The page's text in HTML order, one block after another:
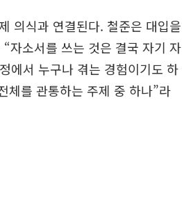
의식과 연결된다. 철준은 대입을
자소서를 쓰는 것은 결국 자기 자
에서 누구나 겪는 경험이기도 하
체를 관통하는 주제 중 하나”라